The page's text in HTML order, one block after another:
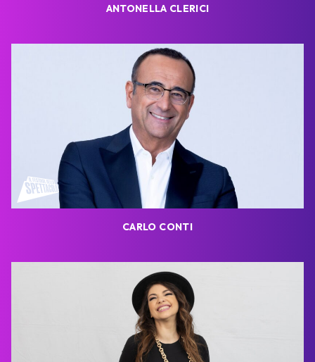
ANTONELLA CLERICI
CARLO CONTI